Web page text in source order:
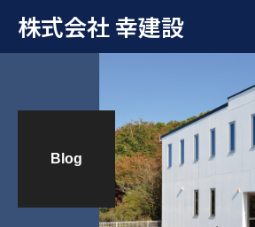
株式会社 幸建設
Blog